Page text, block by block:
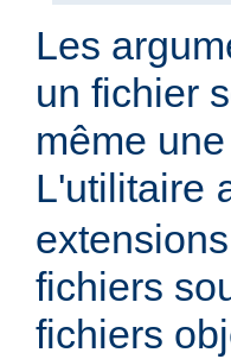
Les
un fichier
même
L'utilitaire
fichiers
fichiers